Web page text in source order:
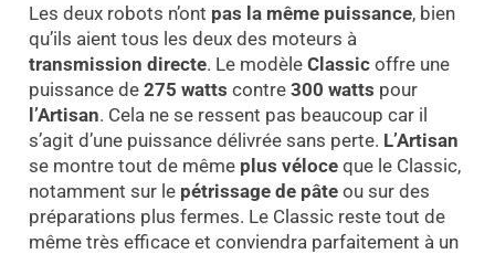
Les deux robots n’ont pas la même puissance, bien
qu’ils aient tous les deux des moteurs à
transmission directe. Le modèle Classicoffre une
puissance de 275 watts contre 300 watts pour
l’Artisan. Cela ne se ressent pas beaucoup car il
s’agit d’une puissance délivrée sans perte. L’Artisan
se montre tout de même plus véloceque le Classic,
notamment sur le pétrissage de pâteou sur des
préparations plus fermes. Le Classic reste tout de
même très efficace et conviendra parfaitement à un